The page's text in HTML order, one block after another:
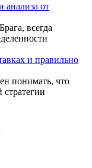
анализа от
всегда
и правильно
понимать, что
стратегии